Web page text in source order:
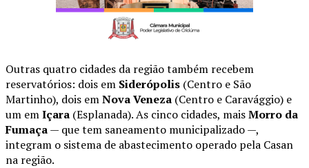
Outras quatro cidades da região também recebem
reservatórios: dois em Siderópolis (Centro e São
Martinho), dois emNova Veneza (Centro e Caravággio) e
um emIçara (Esplanada). As cinco cidades, maisMorro da
Fumaça— que tem saneamento municipalizado —,
integram o sistema de abastecimento operado pela Casan
na região.